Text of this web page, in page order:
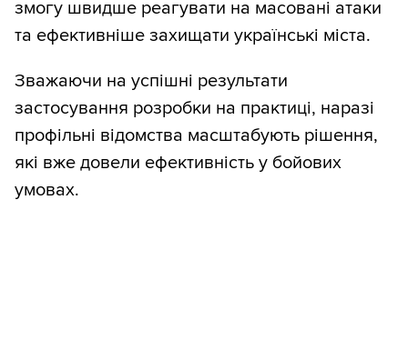
змогу швидше реагувати на масовані атаки
та ефективніше захищати українські міста.
Зважаючи на успішні результати
застосування розробки на практиці, наразі
профільні відомства масштабують рішення,
які вже довели ефективність у бойових
умовах.